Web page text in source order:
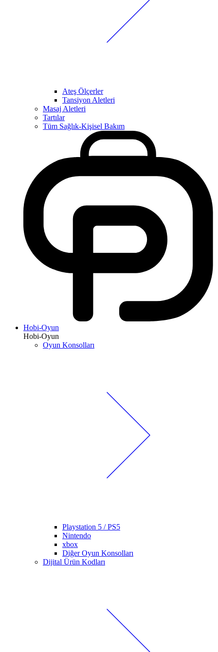
Ateş Ölçerler
Tansiyon Aletleri
Masaj Aletleri
Tartılar
Tüm Sağlık-Kişisel Bakım
Hobi-Oyun
Hobi-Oyun
Oyun Konsolları
Playstation 5 / PS5
Nintendo
xbox
Diğer Oyun Konsolları
Dijital Ürün Kodları